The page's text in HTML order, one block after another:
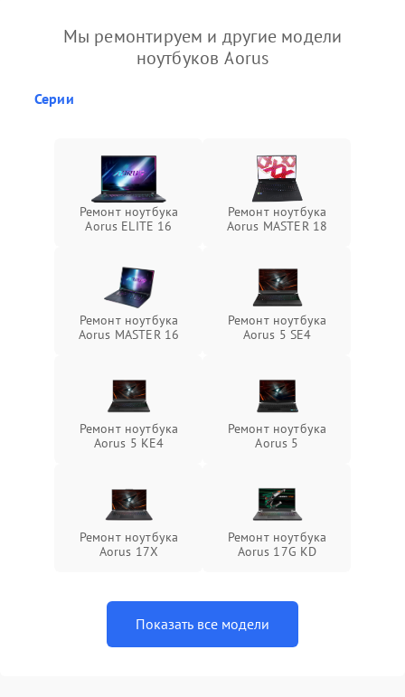
Мы ремонтируем и другие модели
ноутбуков Aorus
Серии
Ремонт ноутбука
Aorus ELITE 16
Ремонт ноутбука
Aorus MASTER 18
Ремонт ноутбука
Aorus MASTER 16
Ремонт ноутбука
Aorus 5 SE4
Ремонт ноутбука
Aorus 5 KE4
Ремонт ноутбука
Aorus 5
Ремонт ноутбука
Aorus 17X
Ремонт ноутбука
Aorus 17G KD
Показать все модели